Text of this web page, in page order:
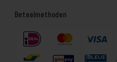
Betaalmethoden